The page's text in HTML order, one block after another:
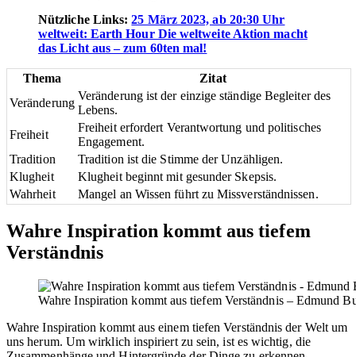
Nützliche Links:25 März 2023, ab 20:30 Uhr
weltweit: Earth Hour Die weltweite Aktion macht
das Licht aus – zum 60ten mal!
Thema
Zitat
Veränderung
Veränderung ist der einzige ständige Begleiter des
Lebens.
Freiheit
Freiheit erfordert Verantwortung und politisches
Engagement.
Tradition
Tradition ist die Stimme der Unzähligen.
Klugheit
Klugheit beginnt mit gesunder Skepsis.
Wahrheit
Mangel an Wissen führt zu Missverständnissen.
Wahre Inspiration kommt aus tiefem
Verständnis
Wahre Inspiration kommt aus tiefem Verständnis – Edmund
Wahre Inspiration kommt aus einem tiefen Verständnis der Welt um
uns herum. Um wirklich inspiriert zu sein, ist es wichtig, die